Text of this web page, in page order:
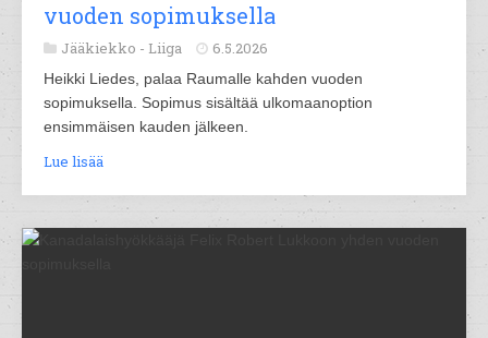
vuoden sopimuksella
Jääkiekko - Liiga 6.5.2026
Heikki Liedes, palaa Raumalle kahden vuoden
sopimuksella. Sopimus sisältää ulkomaanoption
ensimmäisen kauden jälkeen.
Lue lisää